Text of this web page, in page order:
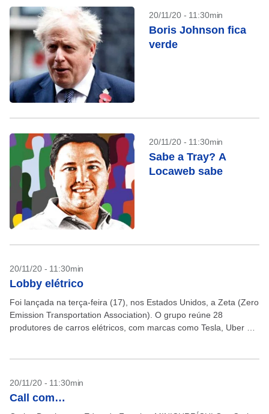
20/11/20 - 11:30min
Boris Johnson fica
verde
20/11/20 - 11:30min
Sabe a Tray? A
Locaweb sabe
20/11/20 - 11:30min
Lobby elétrico
Foi lançada na terça-feira (17), nos Estados Unidos, a Zeta (Zero
Emission Transportation Association). O grupo reúne 28
produtores de carros elétricos, com marcas como Tesla, Uber e
20/11/20 - 11:30min
Call com…